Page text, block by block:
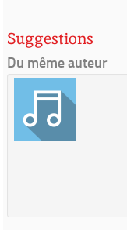
Suggestions
Du même auteur